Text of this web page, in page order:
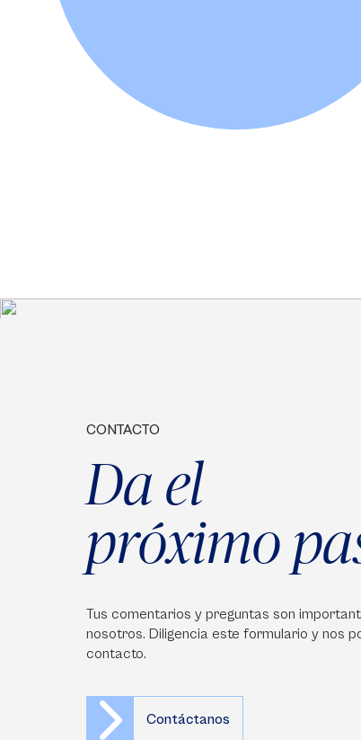
CONTACTO
Da el
próximo
Tus comentarios y preguntas son
nosotros. Diligencia este formulario y nos
contacto.
Contáctanos